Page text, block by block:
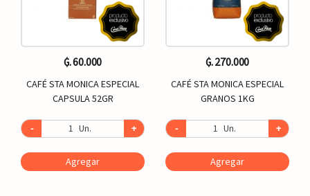
₲. 60.000
CAFÉ STA MONICA ESPECIAL
CAPSULA 52GR
- Un. +
Agregar
₲. 270.000
CAFÉ STA MONICA ESPECIAL
GRANOS 1KG
- Un. +
Agregar